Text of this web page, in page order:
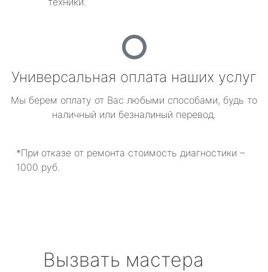
Универсальная оплата наших услуг
Мы берем оплату от Вас любыми способами, будь то
наличный или безналиный перевод.
*При отказе от ремонта стоимость диагностики –
1000 руб.
Вызвать мастера